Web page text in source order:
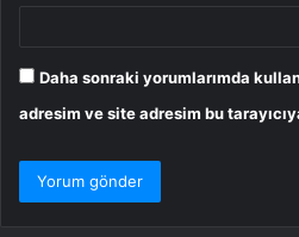
Daha sonraki yorumlarımda
adresim ve site adresim bu